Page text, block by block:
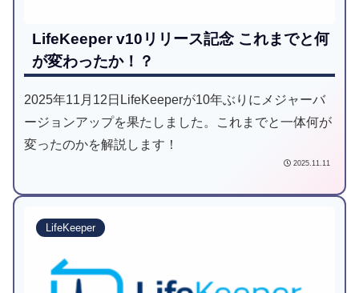
LifeKeeper v10リリース記念 これまでと何
が変わったか！？
2025年11月12日LifeKeeperが10年ぶりにメジャーバ
ージョンアップを果たしました。これまでと一体何が
変ったのかを解説します！
2025.11.11
LifeKeeper